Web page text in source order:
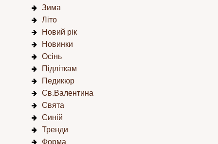
Зима
Літо
Новий рік
Новинки
Осінь
Підліткам
Педикюр
Св.Валентина
Свята
Синій
Тренди
Форма